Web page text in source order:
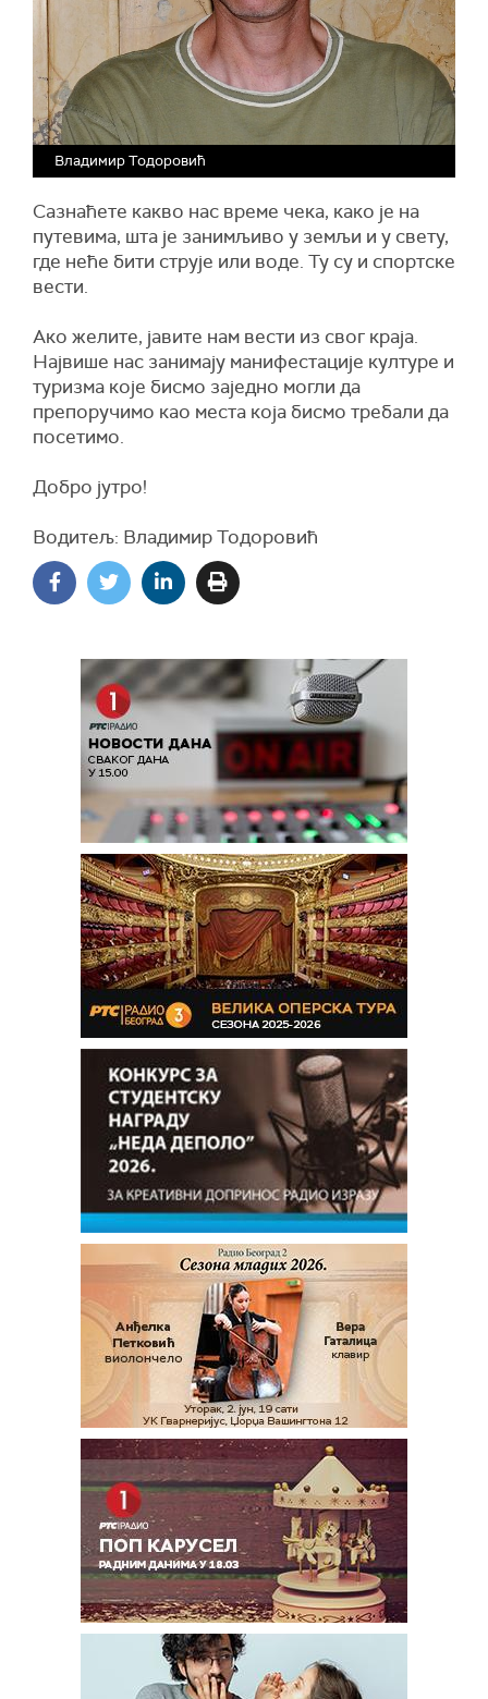
Владимир Тодоровић
Сазнаћете какво нас време чека, како је на
путевима, шта је занимљиво у земљи и у свету,
где неће бити струје или воде. Ту су и спортске
вести.
Ако желите, јавите нам вести из свог краја.
Највише нас занимају манифестације културе и
туризма које бисмо заједно могли да
препоручимо као места која бисмо требали да
посетимо.
Добро јутро!
Водитељ: Владимир Тодоровић